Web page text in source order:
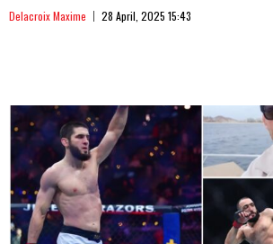
Delacroix Maxime 28 April, 2025 15:43